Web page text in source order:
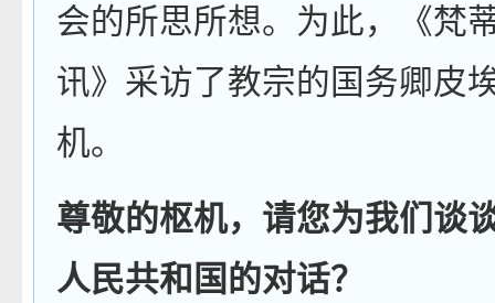
会的所思所想。为此，《梵
讯》采访了教宗的国务卿皮
机。
尊敬的枢机，请您为我们谈
人民共和国的对话？